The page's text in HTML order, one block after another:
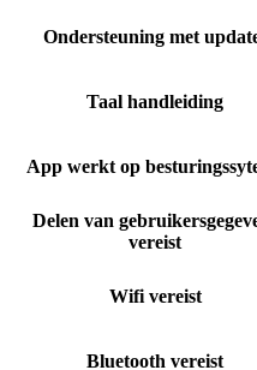
Ondersteuning met
Taal handleiding
App werkt op
Delen van
vereist
Wifi vereist
Bluetooth vereist